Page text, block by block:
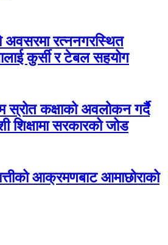
अवसरमा रत्ननगरस्थित
कुर्सी र टेबल सहयोग
स्रोत कक्षाको अवलोकन गर्दै
शिक्षामा सरकारको जोड
आक्रमणबाट आमाछोराको